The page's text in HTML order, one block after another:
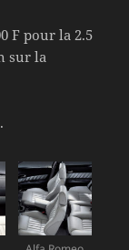
F pour la 2.5
sur la